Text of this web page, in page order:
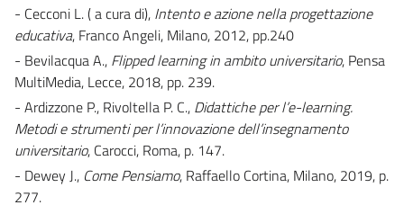
- Cecconi L. ( a cura di), Intento e azione nella progettazione
educativa, Franco Angeli, Milano, 2012, pp.240
- Bevilacqua A., Flipped learning in ambito universitario, Pensa
MultiMedia, Lecce, 2018, pp. 239.
- Ardizzone P., Rivoltella P. C., Didattiche per l’e-learning.
Metodi e strumenti per l’innovazione dell’insegnamento
universitario, Carocci, Roma, p. 147.
- Dewey J., Come Pensiamo, Raffaello Cortina, Milano, 2019, p.
277.